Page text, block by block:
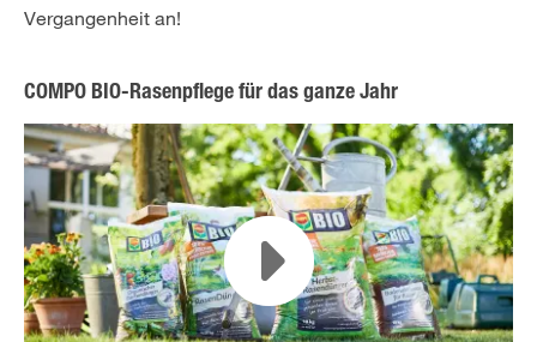
Vergangenheit an!
COMPO BIO-Rasenpflege für das ganze Jahr